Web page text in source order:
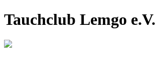
Tauchclub Lemgo e.V.